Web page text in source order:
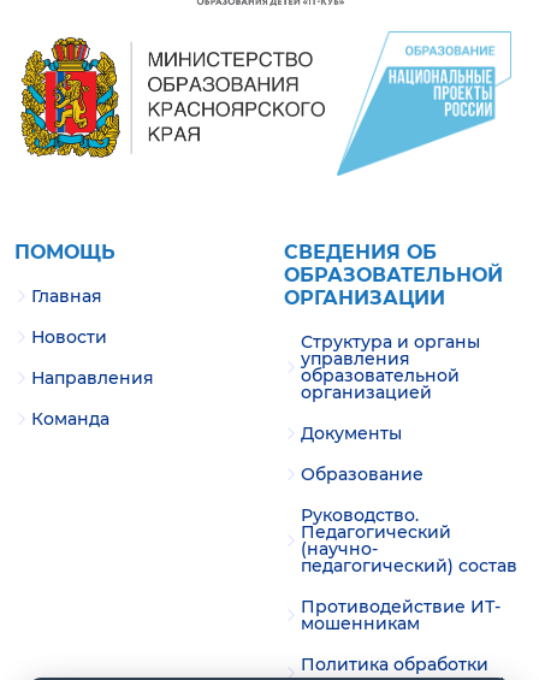
ПОМОЩЬ
Главная
Новости
Направления
Команда
СВЕДЕНИЯ ОБ
ОБРАЗОВАТЕЛЬНОЙ
ОРГАНИЗАЦИИ
Структура и органы
управления
образовательной
организацией
Документы
Образование
Руководство.
Педагогический
(научно-
педагогический) состав
Противодействие ИТ-
мошенникам
Политика обработки